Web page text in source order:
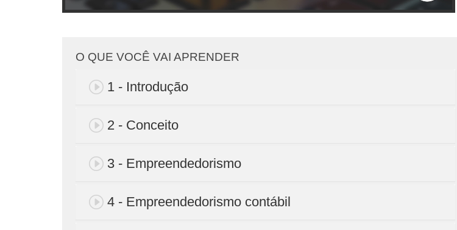
O QUE VOCÊ VAI APRENDER
1 - Introdução
2 - Conceito
3 - Empreendedorismo
4 - Empreendedorismo contábil